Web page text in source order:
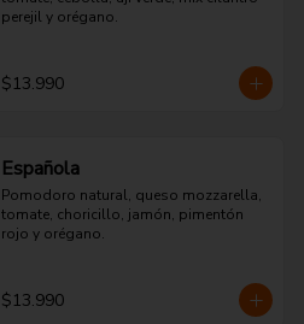
perejil y orégano.
$13.990
Española
Pomodoro natural, queso mozzarella,
tomate, choricillo, jamón, pimentón
rojo y orégano.
$13.990